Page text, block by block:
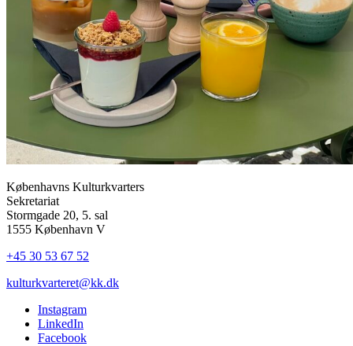
Københavns Kulturkvarters
Sekretariat
Stormgade 20, 5. sal
1555 København V
+45 30 53 67 52
kulturkvarteret@kk.dk
Instagram
LinkedIn
Facebook